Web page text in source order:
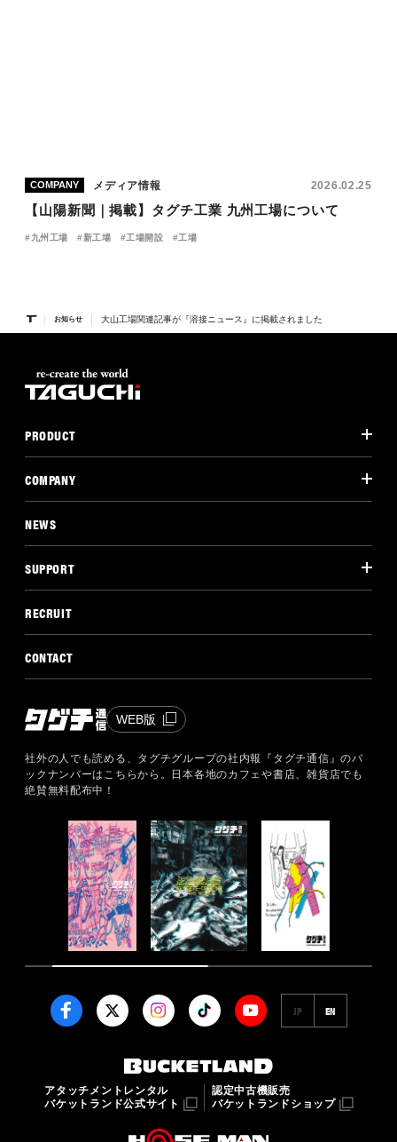
COMPANY メディア情報 2026.02.25
【山陽新聞｜掲載】タグチ工業 九州工場について
九州工場 新工場 工場開設 工場
お知らせ 大山工場関連記事が『溶接ニュース』に掲載されました
PRODUCT
COMPANY
NEWS
SUPPORT
RECRUIT
CONTACT
WEB版
社外の人でも読める、タグチグループの社内報『タグチ通信』のバ
ックナンバーはこちらから。
日本各地のカフェや書店、雑貨店でも
絶賛無料配布中！
JP EN
アタッチメントレンタル
バケットランド公式サイト
認定中古機販売
バケットランドショップ